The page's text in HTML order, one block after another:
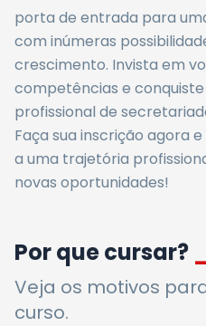
porta de entrada para
com inúmeras
crescimento. Invista em
competências e
profissional de
Faça sua inscrição agora
a uma trajetória
novas oportunidades!
Por que cursar?
Veja os motivos
curso.